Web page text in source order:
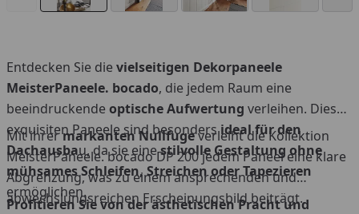
Entdecken Sie die vielseitigen Dekorpaneele
MeisterPaneele. bocado, die jedem Raum eine
beeindruckende optische Aufwertung verleihen. Diese
exquisiten Paneele sind besondersideal für den
Dachausbau, da sie einestilvolle Gestaltung ohne
mühsames Schleifen, Streichen oder Tapezieren
ermöglichen.
Mit ihrermarkanten Nullfugeverleiht die Kollektion
MeisterPaneele. bocado DP 200 jedem Paneel eine klare
Abgrenzung, was zu einem ansprechenden und
abwechslungsreichen Erscheinungsbild beiträgt.
Profitieren Sie von der ästhetischen Pracht und